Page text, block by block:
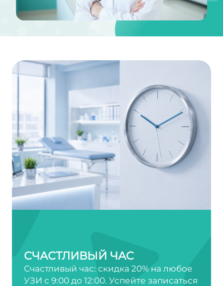
СЧАСТЛИВЫЙ ЧАС
Счастливый час: скидка 20% на любое
УЗИ с 9:00 до 12:00. Успейте записаться